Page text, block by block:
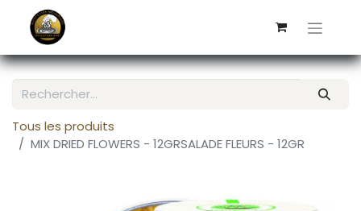
Tous les produits
MIX DRIED FLOWERS - 12GRSALADE FLEURS - 12GR